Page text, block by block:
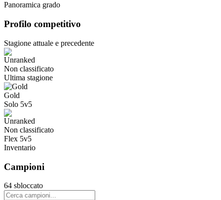
Panoramica grado
Profilo competitivo
Stagione attuale e precedente
Non classificato
Ultima stagione
Gold
Solo 5v5
Non classificato
Flex 5v5
Inventario
Campioni
64 sbloccato